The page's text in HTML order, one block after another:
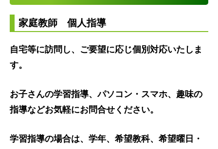
家庭教師 個人指導
自宅等に訪問し、ご要望に応じ個別対応いたしま
す。
お子さんの学習指導、パソコン・スマホ、趣味の
指導などお気軽にお問合せください。
学習指導の場合は、学年、希望教科、希望曜日・